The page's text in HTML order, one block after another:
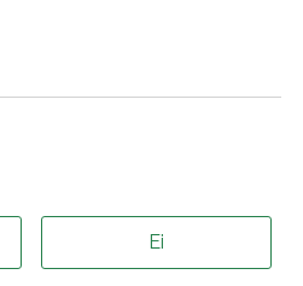
Ei